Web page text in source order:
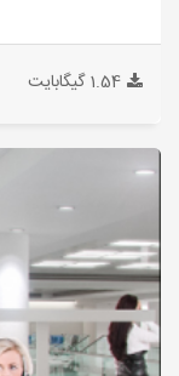
1.54 گیگابایت